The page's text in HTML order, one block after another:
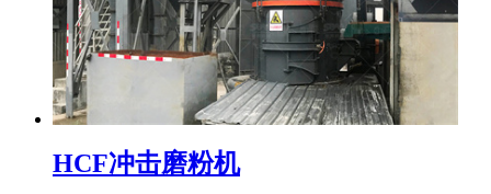
HCF冲击磨粉机